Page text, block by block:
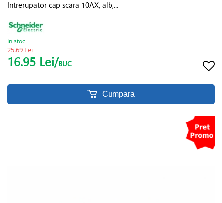
Intrerupator cap scara 10AX, alb,...
In stoc
25.69 Lei
16.95 Lei/BUC
Cumpara